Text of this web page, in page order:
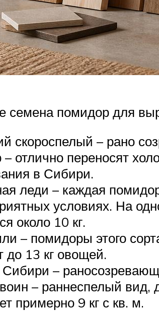
семена помидор для
скороспелый – рано
отлично переносят
в Сибири.
леди – каждая
условиях. На
около 10 кг.
– помидоры этого
до 13 кг овощей.
Сибири –
– раннеспелый вид,
примерно 9 кг с кв. м.